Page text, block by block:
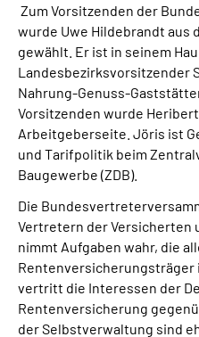
Zum Vorsitzenden der
wurde Uwe Hildebrandt aus
gewählt. Er ist in seinem
Landesbezirksvorsitzender
Nahrung-Genuss-
Vorsitzenden wurde
Arbeitgeberseite. Jöris ist
und Tarifpolitik beim
Baugewerbe (ZDB).
Die
Vertretern der Versicherten
nimmt Aufgaben wahr, die
vertritt die Interessen der
Rentenversicherung
der Selbstverwaltung sind